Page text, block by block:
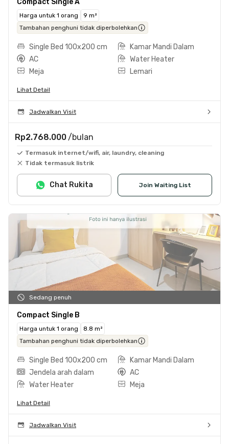
Harga untuk 1 orang
9 m²
Tambahan penghuni tidak diperbolehkan
Single Bed 100x200 cm
Kamar Mandi Dalam
AC
Water Heater
Meja
Lemari
Lihat Detail
Jadwalkan Visit
Rp2.768.000 /bulan
Termasuk internet/wifi, air, laundry, cleaning
Tidak termasuk listrik
Join Waiting List
Chat Rukita
Sedang penuh
Compact Single B
Harga untuk 1 orang
8.8 m²
Tambahan penghuni tidak diperbolehkan
Single Bed 100x200 cm
Kamar Mandi Dalam
Jendela arah dalam
AC
Water Heater
Meja
Lihat Detail
Jadwalkan Visit